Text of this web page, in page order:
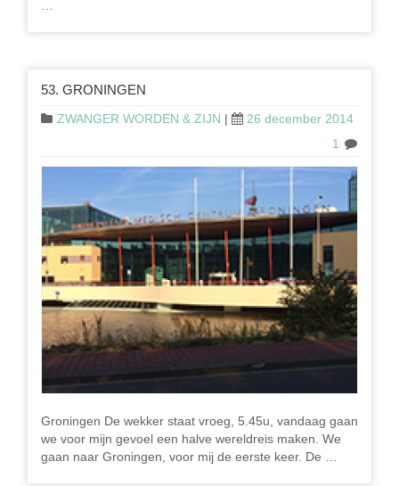
…
53. GRONINGEN
ZWANGER WORDEN & ZIJN |
26 december 2014
1
Groningen De wekker staat vroeg, 5.45u, vandaag gaan
we voor mijn gevoel een halve wereldreis maken. We
gaan naar Groningen, voor mij de eerste keer. De …